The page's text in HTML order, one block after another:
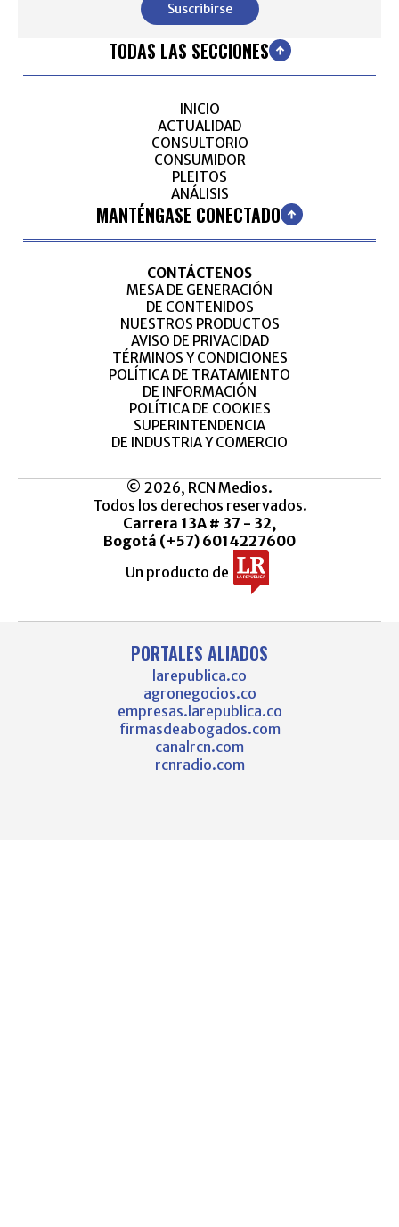
Suscribirse
TODAS LAS SECCIONES
INICIO
ACTUALIDAD
CONSULTORIO
CONSUMIDOR
PLEITOS
ANÁLISIS
MANTÉNGASE CONECTADO
CONTÁCTENOS
MESA DE GENERACIÓN
DE CONTENIDOS
NUESTROS PRODUCTOS
AVISO DE PRIVACIDAD
TÉRMINOS Y CONDICIONES
POLÍTICA DE TRATAMIENTO
DE INFORMACIÓN
POLÍTICA DE COOKIES
SUPERINTENDENCIA
DE INDUSTRIA Y COMERCIO
© 2026, RCN Medios.
Todos los derechos reservados.
Carrera 13A # 37 - 32,
Bogotá (+57) 6014227600
Un producto de
PORTALES ALIADOS
larepublica.co
agronegocios.co
empresas.larepublica.co
firmasdeabogados.com
canalrcn.com
rcnradio.com